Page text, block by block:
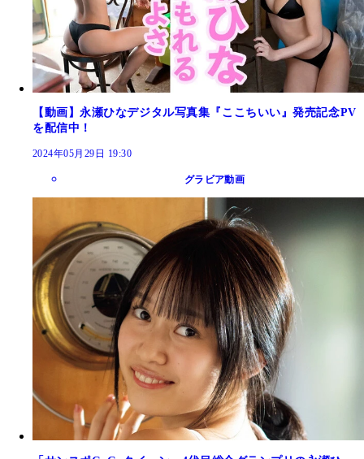
【動画】永瀬ひなデジタル写真集『ここちいい』発売記念PV
を配信中！
2024年05月29日 19:30
グラビア動画